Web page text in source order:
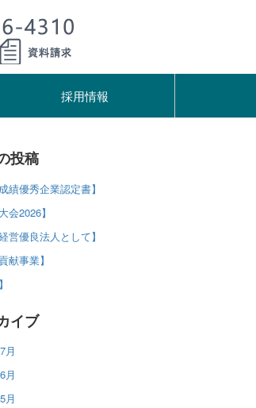
採用情報
投稿
績優秀企業認定書】
会2026】
営優良法人として】
献事業】
イブ
月
月
月